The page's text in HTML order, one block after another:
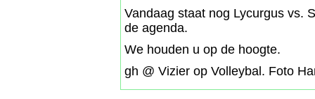
Vandaag staat nog Lycurgus vs.
de agenda.
We houden u op de hoogte.
gh @ Vizier op Volleybal. Foto